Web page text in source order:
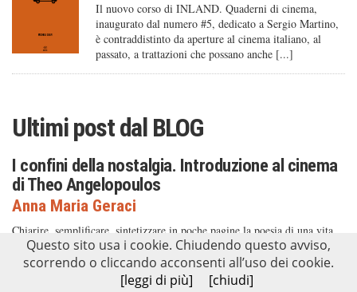
Il nuovo corso di INLAND. Quaderni di cinema,
inaugurato dal numero #5, dedicato a Sergio Martino,
è contraddistinto da aperture al cinema italiano, al
passato, a trattazioni che possano anche [...]
Ultimi post dalBLOG
I confini della nostalgia. Introduzione al cinema
di Theo Angelopoulos
Anna Maria Geraci
Chiarire, semplificare, sintetizzare in poche pagine la poesia di una vita,
di un lavoro o di un’idea come quella di Theo Angelopoulos, non è
impresa facile. Tanto più che la visione dei suoi film può apparire, a un
primo sguardo, faticosa, stratificata e complessa. Eppure, il lavoro del
Questo sito usa i cookie. Chiudendo questo avviso,
scorrendo o cliccando acconsenti all’uso dei cookie.
[leggi di più]
[chiudi]